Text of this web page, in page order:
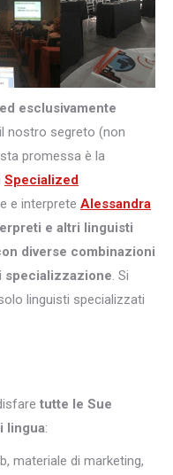
esclusivamente
nostro segreto (non
promessa è la
Specialized
e interprete Alessandra
e altri linguisti
diverse combinazioni
specializzazione. Si
linguisti specializzati
tutte le Sue
lingua:
materiale di marketing,